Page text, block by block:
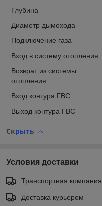
Глубина
Диаметр дымохода
Подключение газа
Вход в систему отопления
Возврат из системы
отопления
Вход контура ГВС
Выход контура ГВС
Скрыть
Условия доставки
Транспортная компания
Доставка курьером